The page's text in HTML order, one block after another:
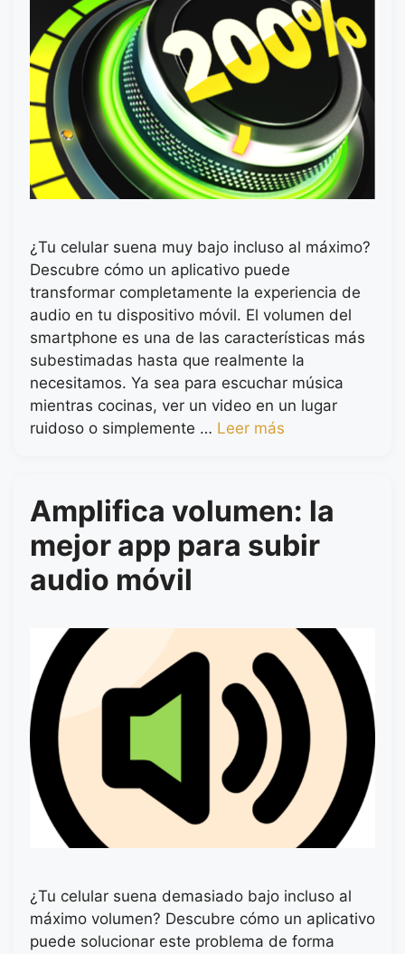
¿Tu celular suena muy bajo incluso al máximo?
Descubre cómo un aplicativo puede
transformar completamente la experiencia de
audio en tu dispositivo móvil. El volumen del
smartphone es una de las características más
subestimadas hasta que realmente la
necesitamos. Ya sea para escuchar música
mientras cocinas, ver un video en un lugar
ruidoso o simplemente … Leer más
Amplifica volumen: la
mejor app para subir
audio móvil
¿Tu celular suena demasiado bajo incluso al
máximo volumen? Descubre cómo un aplicativo
puede solucionar este problema de forma